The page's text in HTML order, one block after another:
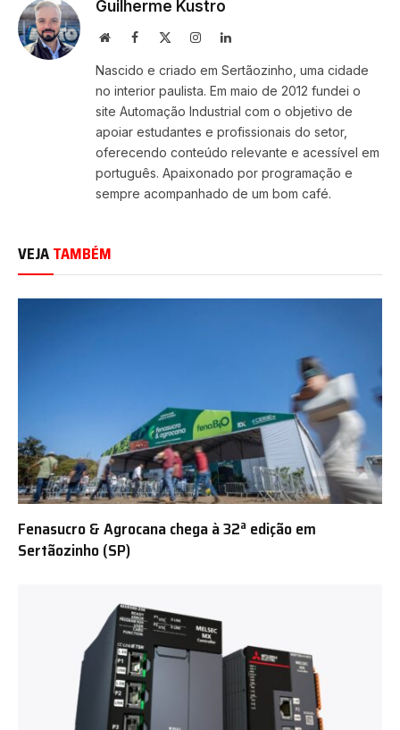
Guilherme Kustro
Site Facebook InstagramLinkedIn
Nascido e criado em Sertãozinho, uma cidade
no interior paulista. Em maio de 2012 fundei o
site Automação Industrial com o objetivo de
apoiar estudantes e profissionais do setor,
oferecendo conteúdo relevante e acessível em
português. Apaixonado por programação e
sempre acompanhado de um bom café.
VEJATAMBÉM
Fenasucro & Agrocana chega à 32ª edição em
Sertãozinho (SP)